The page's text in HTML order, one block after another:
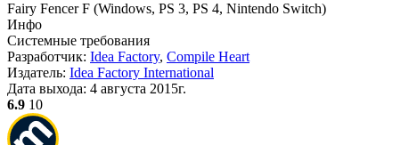
Fairy Fencer F (Windows, PS 3, PS 4, Nintendo Switch)
Инфо
Системные требования
Разработчик: Idea Factory, Compile Heart
Издатель: Idea Factory International
Дата выхода: 4 августа 2015г.
6.9 10